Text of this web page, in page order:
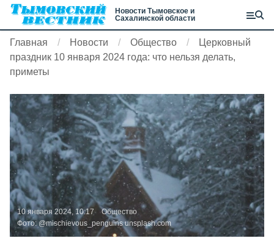
Новости Тымовское и
Сахалинской области
Главная Новости Общество
Церковный
праздник 10 января 2024 года: что нельзя делать,
приметы
10 января 2024, 10:17
Общество
Фото: @mischievous_penguins unsplash.com